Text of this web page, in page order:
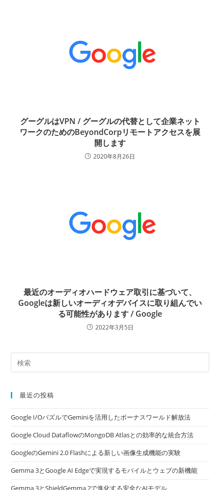
グーグルはVPN / グーグルの代替として企業ネット
ワークのためのBeyondCorpリモートアクセスを展
開します
2020年8月26日
最近のオーディオハードウェア取引に基づいて、
Googleは新しいオーディオデバイスに取り組んでい
る可能性があります / Google
2022年3月5日
最近の投稿
Google I/OパズルでGeminiを活用したボーナスワールド解放法
Google Cloud DataflowのMongoDB Atlasとの効率的な統合方法
GoogleのGemini 2.0 Flashによる新しい画像生成機能の実験
Gemma 3とGoogle AI Edgeで実現するモバイルとウェブの新機能
Gemma 3とShieldGemma 2で進化する安全なAIモデル